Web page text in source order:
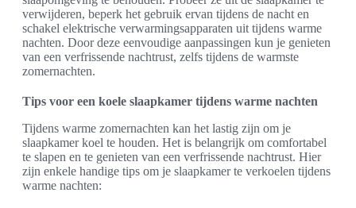
verwijderen, beperk het gebruik ervan tijdens de nacht en
schakel elektrische verwarmingsapparaten uit tijdens warme
nachten. Door deze eenvoudige aanpassingen kun je genieten
van een verfrissende nachtrust, zelfs tijdens de warmste
zomernachten.
Tips voor een koele slaapkamer tijdens warme nachten
Tijdens warme zomernachten kan het lastig zijn om je
slaapkamer koel te houden. Het is belangrijk om comfortabel
te slapen en te genieten van een verfrissende nachtrust. Hier
zijn enkele handige tips om je slaapkamer te verkoelen tijdens
warme nachten: